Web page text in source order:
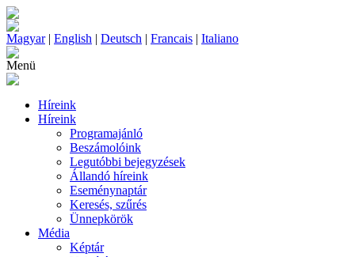
Magyar| English | Deutsch | Francais | Italiano
Menü
Híreink
Híreink
Programajánló
Beszámolóink
Legutóbbi bejegyzések
Állandó híreink
Eseménynaptár
Keresés, szűrés
Ünnepkörök
Média
Képtár